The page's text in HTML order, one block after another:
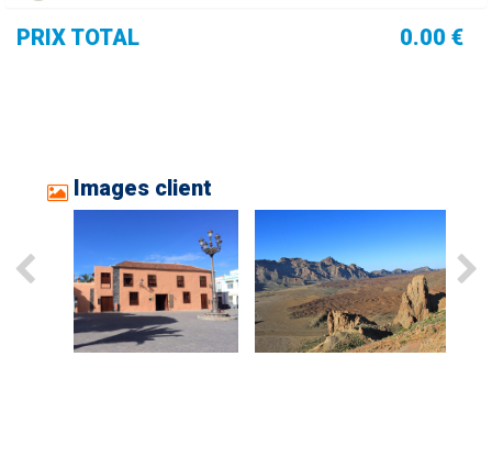
PRIX TOTAL 0.00 €
Images client